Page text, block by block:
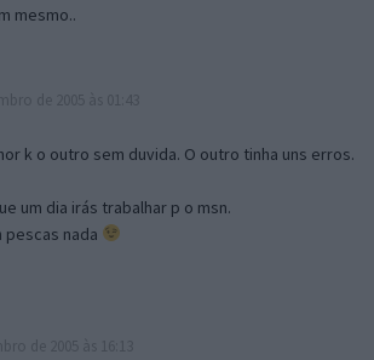
mesmo..
k o outro sem duvida. O outro tinha uns erros.
um dia irás trabalhar p o msn.
pescas nada